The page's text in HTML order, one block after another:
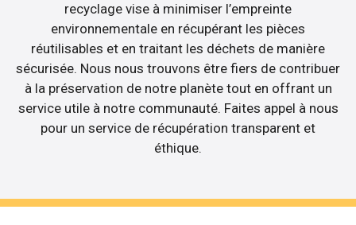
recyclage vise à minimiser l’empreinte
environnementale en récupérant les pièces
réutilisables et en traitant les déchets de manière
sécurisée. Nous nous trouvons être fiers de contribuer
à la préservation de notre planète tout en offrant un
service utile à notre communauté. Faites appel à nous
pour un service de récupération transparent et
éthique.